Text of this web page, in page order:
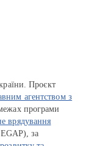
Проєкт
агентством з
програми
врядування
за